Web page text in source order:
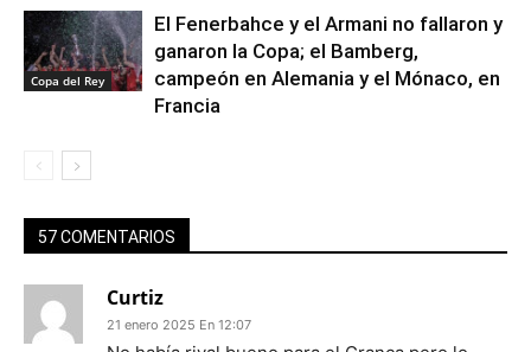
Copa del Rey
El Fenerbahce y el Armani no fallaron y
ganaron la Copa; el Bamberg,
campeón en Alemania y el Mónaco, en
Francia
57 COMENTARIOS
Curtiz
21 enero 2025 En 12:07